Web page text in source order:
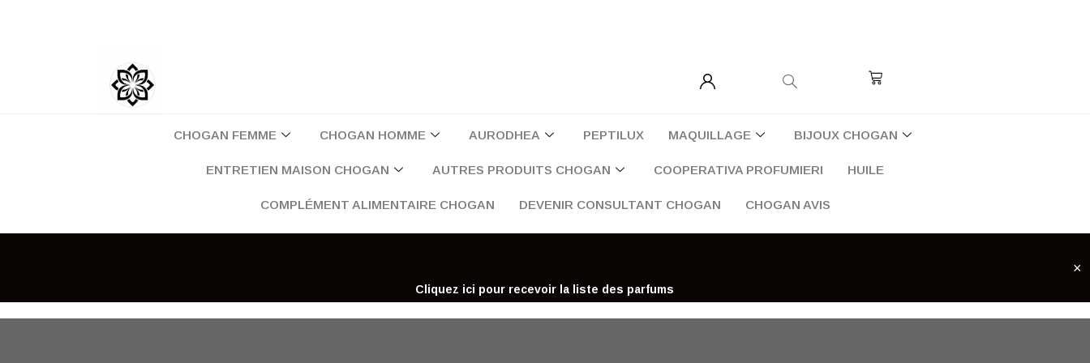
Cart
CHOGAN FEMME CHOGAN HOMME AURODHEA PEPTILUX MAQUILLAGE BIJOUX CHOGAN
ENTRETIEN MAISON CHOGAN AUTRES PRODUITS CHOGAN COOPERATIVA PROFUMIERI HUILE
COMPLÉMENT ALIMENTAIRE CHOGAN DEVENIR CONSULTANT CHOGAN CHOGAN AVIS
Cliquez ici pour recevoir la liste des parfums
×